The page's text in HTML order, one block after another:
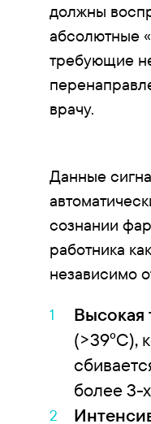
должны
абсолютные
требующие
врачу.
Данные
сознании
работника
независимо
Высокая
(>39°C),
более 3-